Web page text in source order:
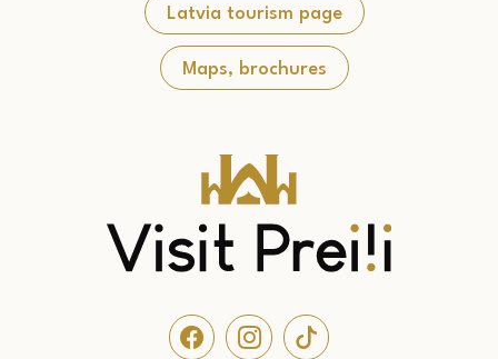
Latvia tourism page
Maps, brochures